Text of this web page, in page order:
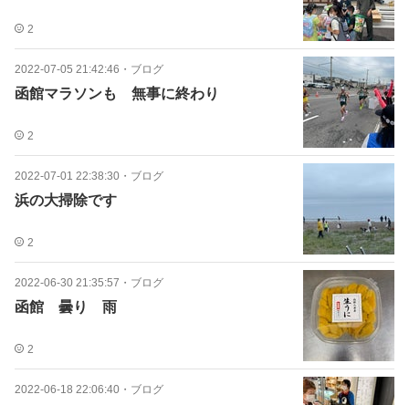
2
2022-07-05 21:42:46 ・ ブログ
函館マラソンも 無事に終わり
2
2022-07-01 22:38:30 ・ ブログ
浜の大掃除です
2
2022-06-30 21:35:57 ・ ブログ
函館 曇り 雨
2
2022-06-18 22:06:40 ・ ブログ